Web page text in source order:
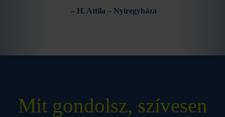
– H. Attila – Nyíregyháza
Mit gondolsz, szívesen